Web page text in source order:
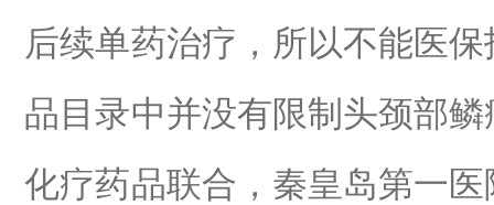
后续单药治疗，所以不能医
品目录中并没有限制头颈部
化疗药品联合，秦皇岛第一